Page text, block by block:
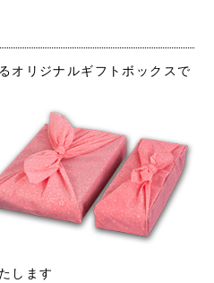
オリジナルギフトボックスで
します